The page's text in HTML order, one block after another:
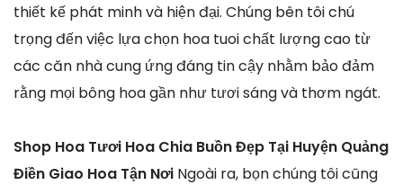
thiết kế phát minh và hiện đại. Chúng bên tôi chú
trọng đến việc lựa chọn hoa tuoi chất lượng cao từ
các căn nhà cung ứng đáng tin cậy nhằm bảo đảm
rằng mọi bông hoa gần như tươi sáng và thơm ngát.
Shop Hoa Tươi Hoa Chia Buồn Đẹp Tại Huyện Quảng
Điền Giao Hoa Tận Nơi Ngoài ra, bọn chúng tôi cũng